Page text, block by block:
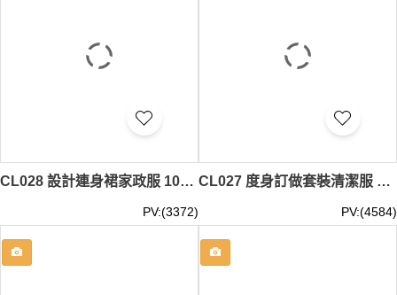
CL028 設計連身裙家政服 100%滌 家政服中心 清潔服生產商
PV:(3372)
CL027 度身訂做套裝清潔服 大量訂購清潔服款式 新加坡 印製酒店清潔服批發商
PV:(4584)